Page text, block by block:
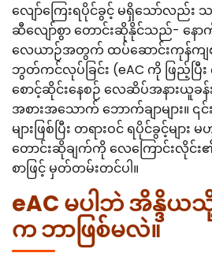
လျော်ကြေးရပိုင်ခွင့် မရှိသော်လည်း
ဆီလျော်စွာ တောင်းဆိုနိုင်သည်- နေ
လေယာဉ်အတွက် ထပ်ဆောင်းကုန်က
ဘွတ်ကင်လုပ်ခြင်း (eAC ကို ဖြည့်ပြီ
စောင့်ဆိုင်းနေစဉ် လေဆိပ်အနားယူခန်
အစားအသောက် ဘောက်ချာများ။
များဖြစ်ပြီး တရားဝင် ရပိုင်ခွင့်မျာ
တောင်းဆိုချက်ကို လေကြောင်းလိုင်း
စာဖြင့် မှတ်တမ်းတင်ပါ။
eAC မပါဘဲ အိန္ဒိယ
က ဘာဖြစ်မလဲ။